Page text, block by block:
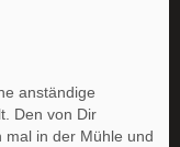
anständige
Den von Dir
mal in der Mühle und